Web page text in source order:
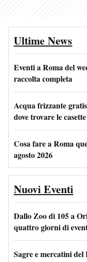
Ultime News
Eventi a Roma del
raccolta completa
Acqua frizzante
dove trovare le
Cosa fare a Roma
agosto 2026
Nuovi Eventi
Dallo Zoo di 105 a
quattro giorni di
Sagre e mercatini del